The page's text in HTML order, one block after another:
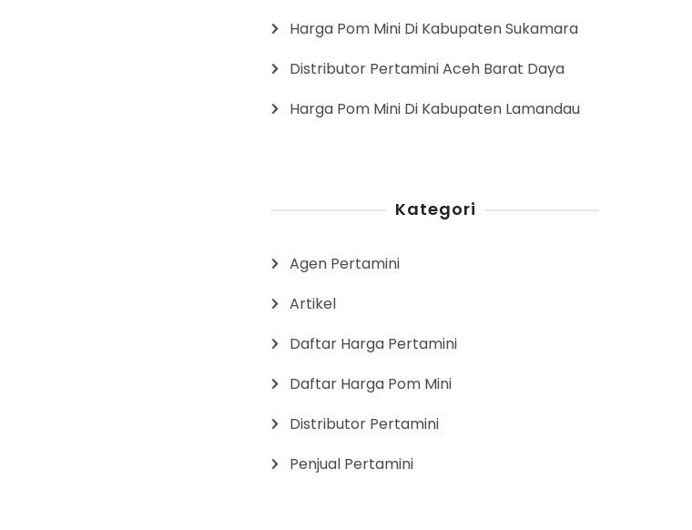
Harga Pom Mini Di Kabupaten Sukamara
Distributor Pertamini Aceh Barat Daya
Harga Pom Mini Di Kabupaten Lamandau
Kategori
Agen Pertamini
Artikel
Daftar Harga Pertamini
Daftar Harga Pom Mini
Distributor Pertamini
Penjual Pertamini